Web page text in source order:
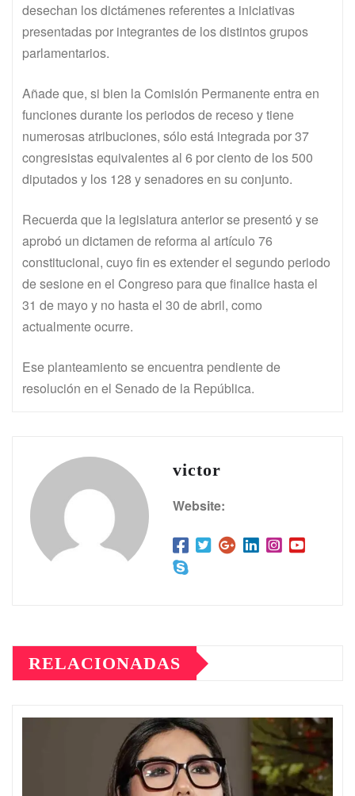
desechan los dictámenes referentes a iniciativas
presentadas por integrantes de los distintos grupos
parlamentarios.
Añade que, si bien la Comisión Permanente entra en
funciones durante los periodos de receso y tiene
numerosas atribuciones, sólo está integrada por 37
congresistas equivalentes al 6 por ciento de los 500
diputados y los 128 y senadores en su conjunto.
Recuerda que la legislatura anterior se presentó y se
aprobó un dictamen de reforma al artículo 76
constitucional, cuyo fin es extender el segundo periodo
de sesione en el Congreso para que finalice hasta el
31 de mayo y no hasta el 30 de abril, como
actualmente ocurre.
Ese planteamiento se encuentra pendiente de
resolución en el Senado de la República.
victor
Website:
RELACIONADAS